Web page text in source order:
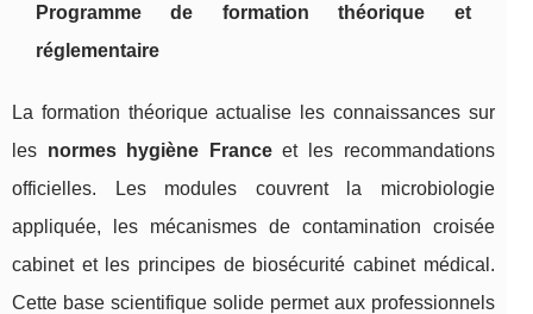
Programme de formation théorique et
réglementaire
La formation théorique actualise les connaissances sur
les normes hygiène Franceet les recommandations
officielles. Les modules couvrent la microbiologie
appliquée, les mécanismes de contamination croisée
cabinet et les principes de biosécurité cabinet médical.
Cette base scientifique solide permet aux professionnels